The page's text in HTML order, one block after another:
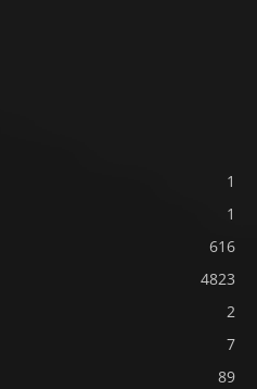
1
1
616
4823
2
7
89